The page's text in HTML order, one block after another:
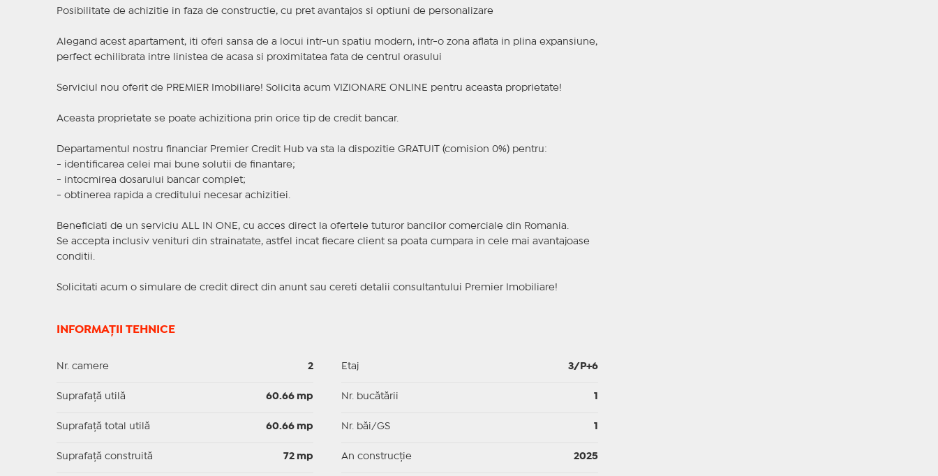
Posibilitate de achizitie in faza de constructie, cu pret avantajos si optiuni de personalizare
Alegand acest apartament, iti oferi sansa de a locui intr-un spatiu modern, intr-o zona aflata in plina expansiune,
perfect echilibrata intre linistea de acasa si proximitatea fata de centrul orasului
Serviciul nou oferit de PREMIER Imobiliare! Solicita acum VIZIONARE ONLINE pentru aceasta proprietate!
Aceasta proprietate se poate achizitiona prin orice tip de credit bancar.
Departamentul nostru financiar Premier Credit Hub va sta la dispozitie GRATUIT (comision 0%) pentru:
- identificarea celei mai bune solutii de finantare;
- intocmirea dosarului bancar complet;
- obtinerea rapida a creditului necesar achizitiei.
Beneficiati de un serviciu ALL IN ONE, cu acces direct la ofertele tuturor bancilor comerciale din Romania.
Se accepta inclusiv venituri din strainatate, astfel incat fiecare client sa poata cumpara in cele mai avantajoase
conditii.
Solicitati acum o simulare de credit direct din anunt sau cereti detalii consultantului Premier Imobiliare!
INFORMAȚII TEHNICE
Nr. camere 2
Suprafaţă utilă 60.66 mp
Suprafaţă total utilă 60.66 mp
Suprafaţă construită 72 mp
Etaj 3/P+6
Nr. bucătării
Nr. băi/GS
An construcție 2025